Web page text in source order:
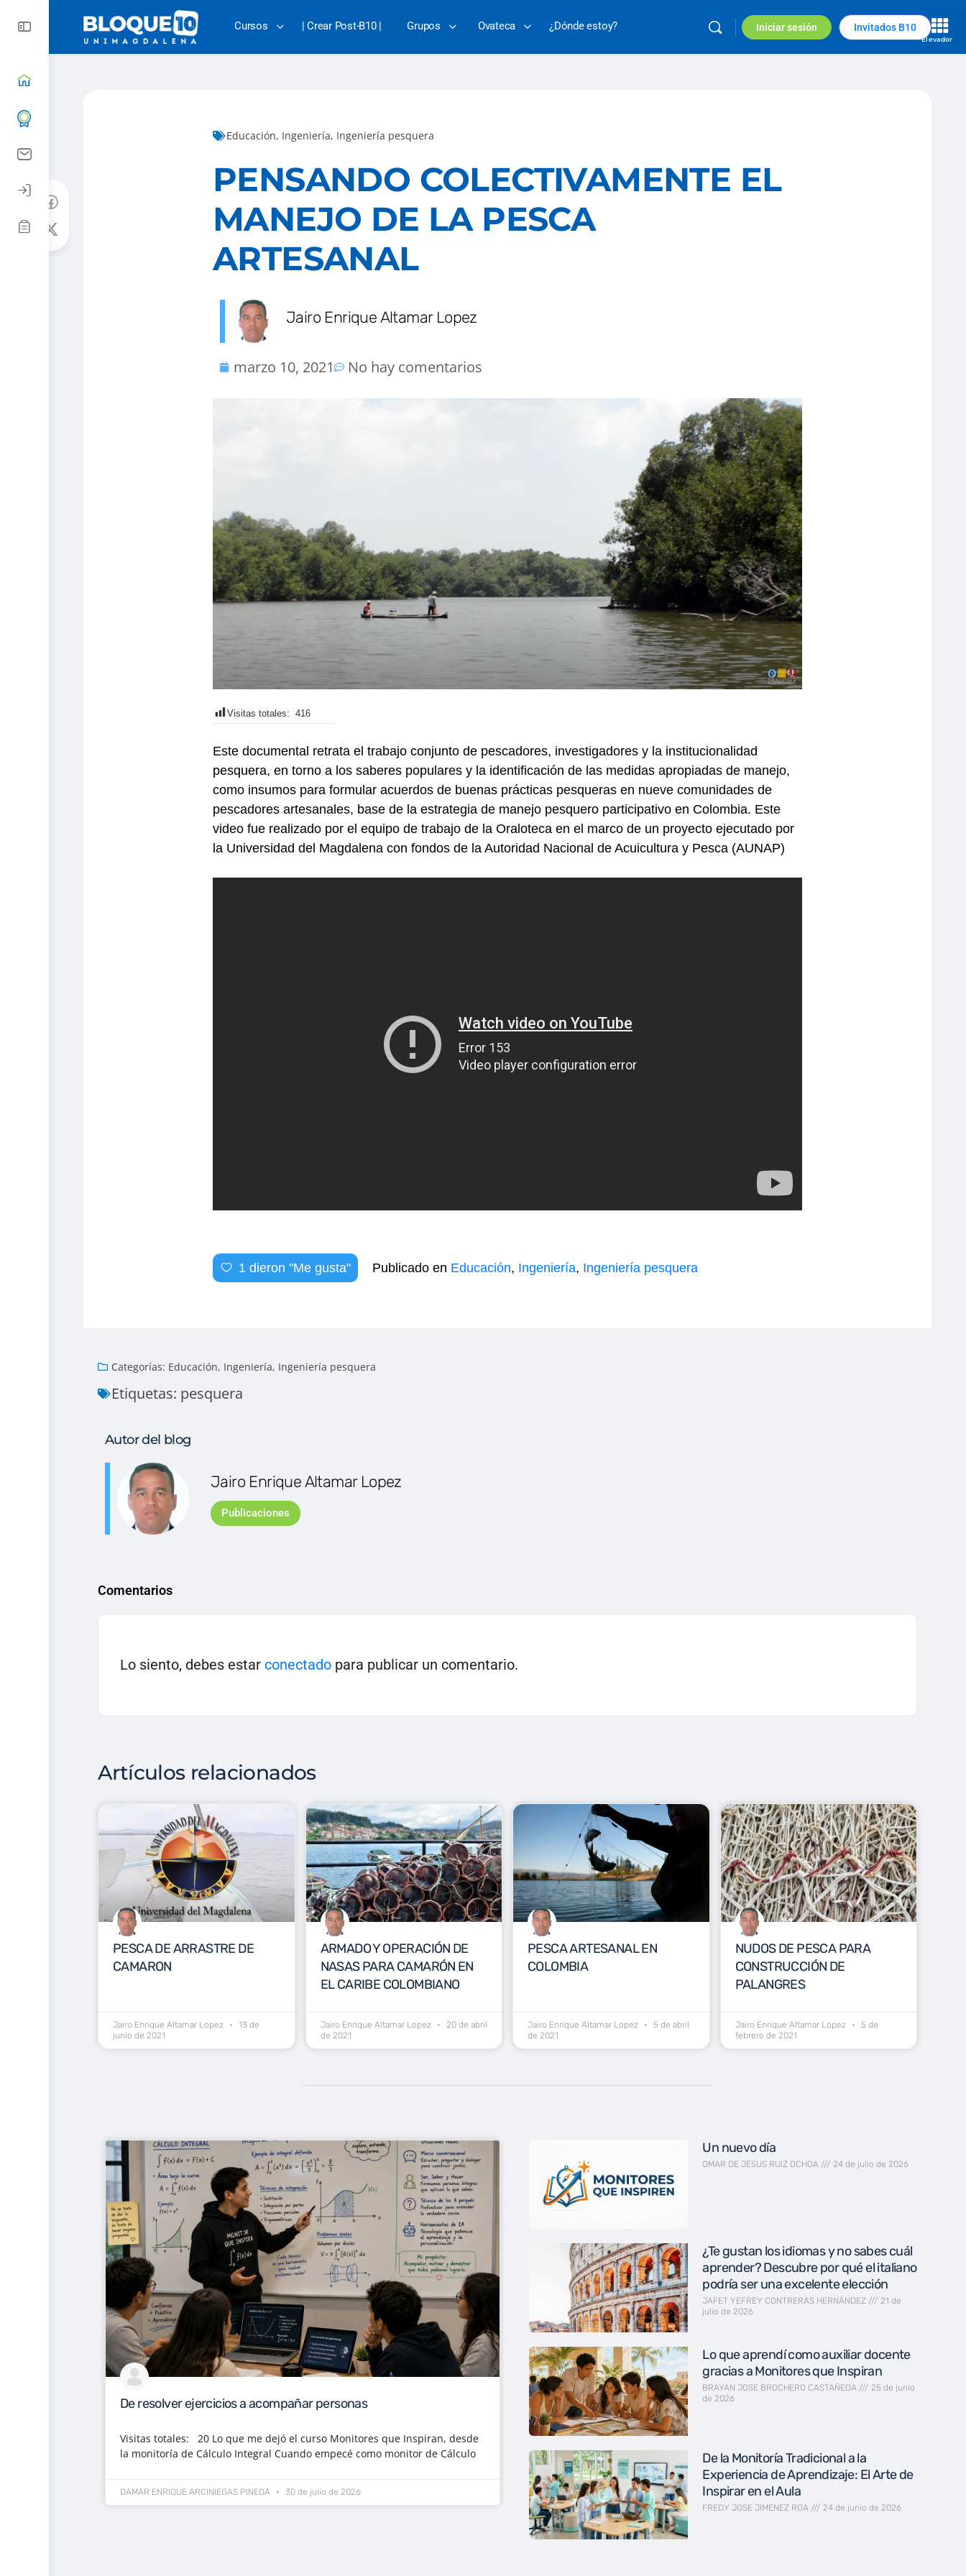
Cursos | Crear Post-B10 | Grupos Ovateca ¿Dónde estoy? Iniciar sesión Invitados B10
Educación, Ingeniería, Ingeniería pesquera
PENSANDO COLECTIVAMENTE EL
MANEJO DE LA PESCA
ARTESANAL
Jairo Enrique Altamar Lopez
marzo 10, 2021 No hay comentarios
Visitas totales: 416
Este documental retrata el trabajo conjunto de pescadores, investigadores y la institucionalidad
pesquera, en torno a los saberes populares y la identificación de las medidas apropiadas de manejo,
como insumos para formular acuerdos de buenas prácticas pesqueras en nueve comunidades de
pescadores artesanales, base de la estrategia de manejo pesquero participativo en Colombia. Este
video fue realizado por el equipo de trabajo de la Oraloteca en el marco de un proyecto ejecutado por
la Universidad del Magdalena con fondos de la Autoridad Nacional de Acuicultura y Pesca (AUNAP)
1 dieron "Me gusta" Publicado en Educación, Ingeniería, Ingeniería pesquera
Categorías: Educación, Ingeniería, Ingeniería pesquera
Etiquetas: pesquera
Autor del blog
Jairo Enrique Altamar Lopez
Publicaciones
Comentarios
Lo siento, debes estar conectado para publicar un comentario.
Artículos relacionados
PESCA DE ARRASTRE DE
CAMARON
Jairo Enrique Altamar Lopez
13 de
junio de 2021
ARMADO Y OPERACIÓN DE
NASAS PARA CAMARÓN EN
EL CARIBE COLOMBIANO
Jairo Enrique Altamar Lopez
20 de abril
de 2021
PESCA ARTESANAL EN
COLOMBIA
Jairo Enrique Altamar Lopez
5 de abril
de 2021
NUDOS DE PESCA PARA
CONSTRUCCIÓN DE
PALANGRES
Jairo Enrique Altamar Lopez
5 de
febrero de 2021
De resolver ejercicios a acompañar personas
Visitas totales: 20 Lo que me dejó el curso Monitores que Inspiran, desde
la monitoría de Cálculo Integral Cuando empecé como monitor de Cálculo
DAMAR ENRIQUE ARCINIEGAS PINEDA 30 de julio de 2026
Un nuevo día
OMAR DE JESUS RUIZ OCHOA 24 de julio de 2026
¿Te gustan los idiomas y no sabes cuál
aprender? Descubre por qué el italiano
podría ser una excelente elección
JAFET YEFREY CONTRERAS HERNÁNDEZ
21 de
julio de 2026
Lo que aprendí como auxiliar docente
gracias a Monitores que Inspiran
BRAYAN JOSE BROCHERO CASTAÑEDA
25 de junio
de 2026
De la Monitoría Tradicional a la
Experiencia de Aprendizaje: El Arte de
Inspirar en el Aula
FREDY JOSE JIMENEZ ROA 24 de junio de 2026
Elevador